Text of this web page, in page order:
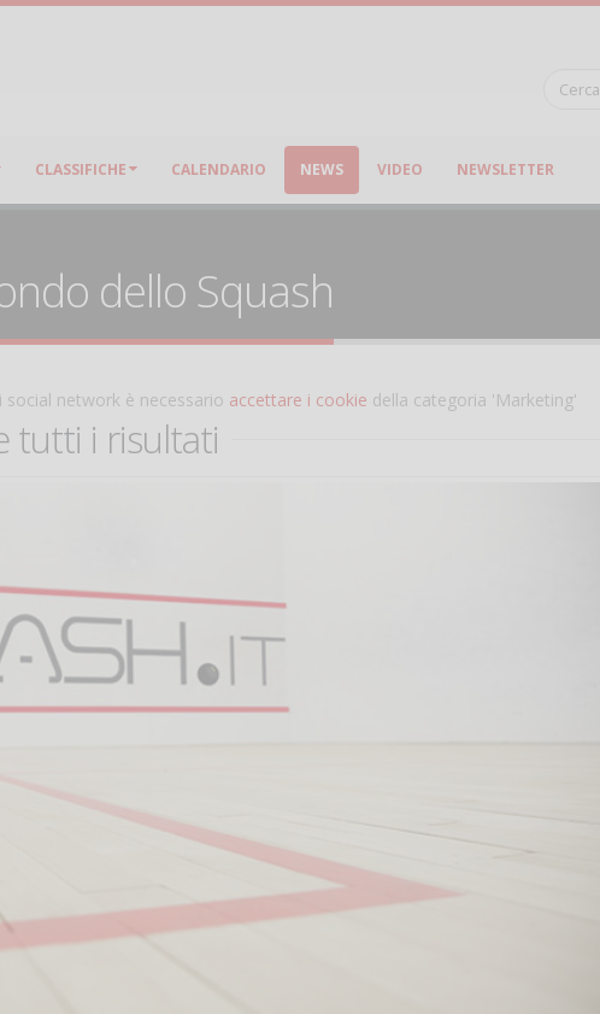
CLASSIFICHE CALENDARIO NEWS VIDEO NEWSLETTER
dello Squash
network è necessario accettare i cookie della categoria 'Marketing'
tutti i risultati